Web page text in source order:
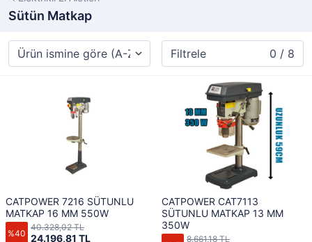
Sütün Matkap
Filtrele 0 / 8
CATPOWER 7216 SÜTUNLU
MATKAP 16 MM 550W
%40 24.196,81 TL
40.328,02 TL
CATPOWER CAT7113
SÜTUNLU MATKAP 13 MM
350W
8.661,18 TL